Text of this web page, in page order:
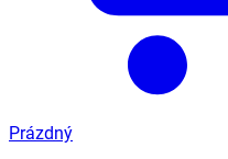
Prázdný